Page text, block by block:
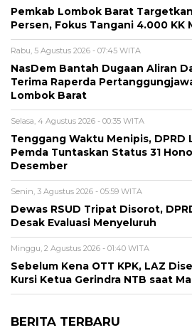
Pemkab Lombok Barat
Persen, Fokus Tangani 4.000 KK
Rabu, 5 Agustus 2026 - 07:45 WITA
NasDem Bantah Dugaan Aliran
Terima Raperda
Lombok Barat
Selasa, 4 Agustus 2026 - 00:35 WITA
Tenggang Waktu Menipis, DPRD
Pemda Tuntaskan Status 31
Desember
Senin, 3 Agustus 2026 - 05:59 WITA
Dewas RSUD Tripat Disorot,
Desak Evaluasi Menyeluruh
Minggu, 2 Agustus 2026 - 01:40 WITA
Sebelum Kena OTT KPK, LAZ
Kursi Ketua Gerindra NTB saat
BERITA TERBARU